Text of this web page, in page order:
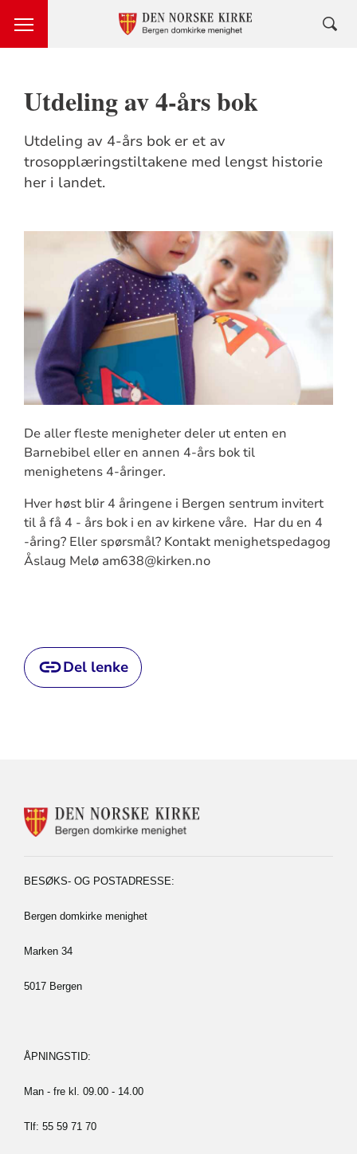
Utdeling av 4-års bok
Utdeling av 4-års bok er et av
trosopplæringstiltakene med lengst historie
her i landet.
De aller fleste menigheter deler ut enten en
Barnebibel eller en annen 4-års bok til
menighetens 4-åringer.
Hver høst blir 4 åringene i Bergen sentrum invitert
til å få 4 - års bok i en av kirkene våre. Har du en 4
-åring? Eller spørsmål? Kontakt menighetspedagog
Åslaug Melø am638@kirken.no
Del lenke
KONTAKTINFORMASJON
BESØKS- OG POSTADRESSE:
Bergen domkirke menighet
Marken 34
5017 Bergen
ÅPNINGSTID:
Man - fre kl. 09.00 - 14.00
Tlf: 55 59 71 70